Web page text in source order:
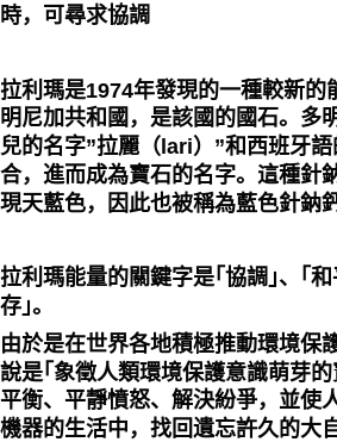
時，可尋求協調
拉利瑪是1974年發現的一種較新的
明尼加共和國，是該國的國石。多
兒的名字”拉麗（lari）”和西班牙
合，進而成為寶石的名字。這種針
現天藍色，因此也被稱為藍色針鈉鈣
拉利瑪能量的關鍵字是｢協調｣、｢
存｣。
由於是在世界各地積極推動環境保
說是｢象徵人類環境保護意識萌芽
平衡、平靜憤怒、解決紛爭，並使
機器的生活中，找回遺忘許久的大